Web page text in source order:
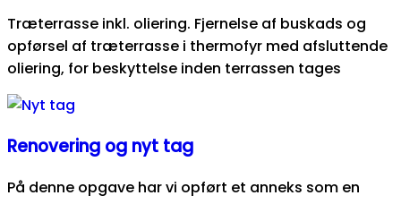
Træterrasse inkl. oliering. Fjernelse af buskads og
opførsel af træterrasse i thermofyr med afsluttende
oliering, for beskyttelse inden terrassen tages
Renovering og nyt tag
På denne opgave har vi opført et anneks som en